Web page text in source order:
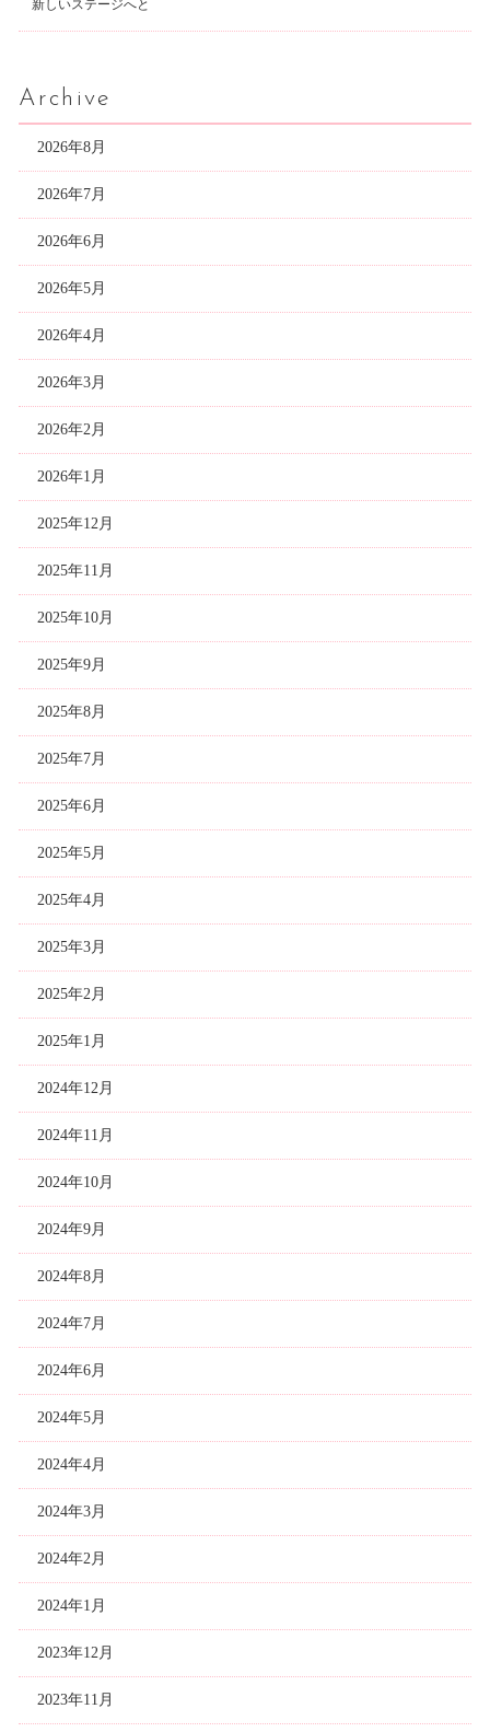
新しいステージへと
Archive
2026年8月
2026年7月
2026年6月
2026年5月
2026年4月
2026年3月
2026年2月
2026年1月
2025年12月
2025年11月
2025年10月
2025年9月
2025年8月
2025年7月
2025年6月
2025年5月
2025年4月
2025年3月
2025年2月
2025年1月
2024年12月
2024年11月
2024年10月
2024年9月
2024年8月
2024年7月
2024年6月
2024年5月
2024年4月
2024年3月
2024年2月
2024年1月
2023年12月
2023年11月